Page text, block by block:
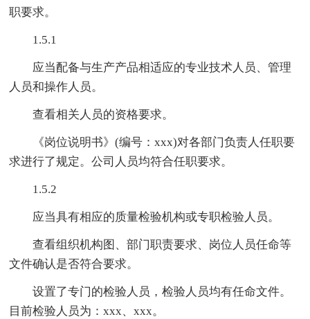
职要求。
1.5.1
应当配备与生产产品相适应的专业技术人员、管理
人员和操作人员。
查看相关人员的资格要求。
《岗位说明书》(编号：xxx)对各部门负责人任职要
求进行了规定。公司人员均符合任职要求。
1.5.2
应当具有相应的质量检验机构或专职检验人员。
查看组织机构图、部门职责要求、岗位人员任命等
文件确认是否符合要求。
设置了专门的检验人员，检验人员均有任命文件。
目前检验人员为：xxx、xxx。